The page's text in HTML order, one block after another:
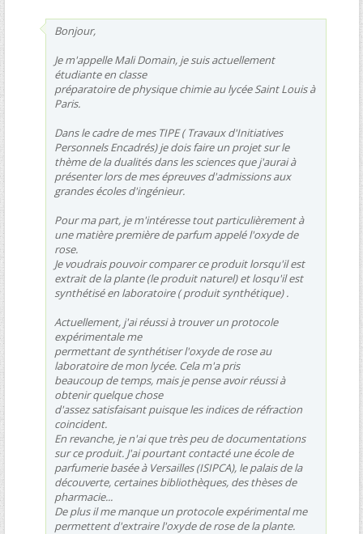
Bonjour,
Je m'appelle Mali Domain, je suis actuellement
étudiante en classe
préparatoire de physique chimie au lycée Saint Louis à
Paris.
Dans le cadre de mes TIPE ( Travaux d'Initiatives
Personnels Encadrés) je dois faire un projet sur le
thème de la dualités dans les sciences que j'aurai à
présenter lors de mes épreuves d'admissions aux
grandes écoles d'ingénieur.
Pour ma part, je m'intéresse tout particulièrement à
une matière première de parfum appelé l'oxyde de
rose.
Je voudrais pouvoir comparer ce produit lorsqu'il est
extrait de la plante (le produit naturel) et losqu'il est
synthétisé en laboratoire ( produit synthétique) .
Actuellement, j'ai réussi à trouver un protocole
expérimentale me
permettant de synthétiser l'oxyde de rose au
laboratoire de mon lycée. Cela m'a pris
beaucoup de temps, mais je pense avoir réussi à
obtenir quelque chose
d'assez satisfaisant puisque les indices de réfraction
coincident.
En revanche, je n'ai que très peu de documentations
sur ce produit. J'ai pourtant contacté une école de
parfumerie basée à Versailles (ISIPCA), le palais de la
découverte, certaines bibliothèques, des thèses de
pharmacie...
De plus il me manque un protocole expérimental me
permettent d'extraire l'oxyde de rose de la plante.